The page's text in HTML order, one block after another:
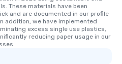
walking distance of
short stroll allows
members a chance to
networking
These materials have been
and are documented in our profile
addition, we have implemented
excess single use plastics,
reducing paper usage in our